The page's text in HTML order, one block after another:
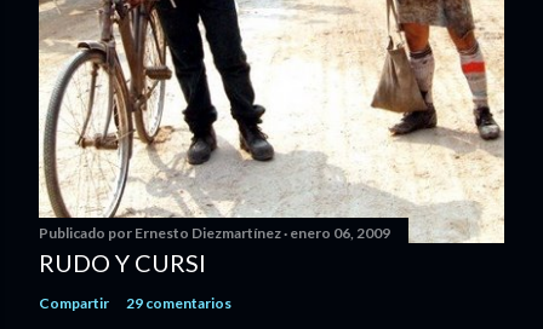
Publicado por Ernesto Diezmartínez enero 06, 2009
RUDO Y CURSI
Compartir 29 comentarios